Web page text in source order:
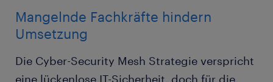
Mangelnde Fachkräfte hindern
Umsetzung
Die Cyber-Security Mesh Strategie verspricht
eine lückenlose IT-Sicherheit, doch für die